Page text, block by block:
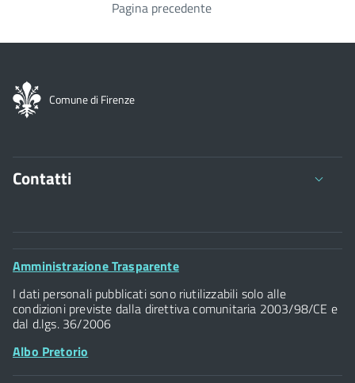
Pagina precedente
Comune di Firenze
Contatti
Comune di Firenze
Palazzo Vecchio
Piazza della Signoria - 50122, Firenze
P.IVA 01307110484
Footer
Amministrazione Trasparente
I dati personali pubblicati sono riutilizzabili solo alle
condizioni previste dalla direttiva comunitaria 2003/98/CE e
dal d.lgs. 36/2006
Albo Pretorio